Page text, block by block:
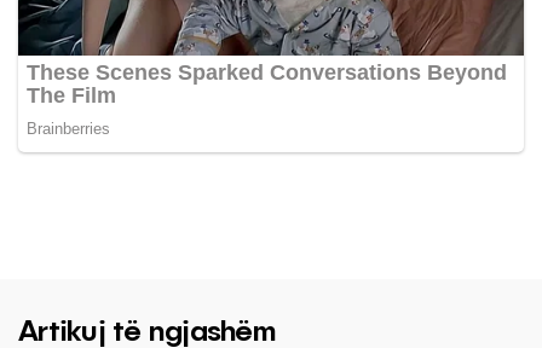
Artikuj të ngjashëm